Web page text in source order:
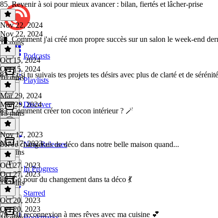
Podcasts
Playlists
Discover
New Releases
In Progress
Starred
85. Revenir à soi pour mieux avancer : bilan, fiertés et lâcher-prise
Nov 22, 2024
Nov 22, 2024
11 mins
84. Comment j'ai créé mon propre succès sur un salon le week-end
Oct 15, 2024
Oct 15, 2024
10 mins
83. Et si tu suivais tes projets tes désirs avec plus de clarté et de
Mar 29, 2024
Mar 29, 2024
13 mins
82. Comment créer ton cocon intérieur ? 🪄
Nov 17, 2023
Nov 17, 2023
15 mins
81. Je changerais de déco dans notre belle maison quand...
Oct 27, 2023
Oct 27, 2023
19 mins
80. Go pour du changement dans ta déco 💃
Oct 20, 2023
Oct 20, 2023
79. Ma reconnexion à mes rêves avec ma cuisine 💕